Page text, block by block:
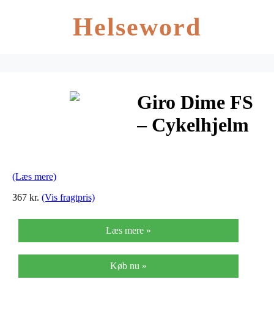
Helseword
Giro Dime FS
– Cykelhjelm
(Læs mere)
367 kr. (Vis fragtpris)
Læs mere »
Køb nu »